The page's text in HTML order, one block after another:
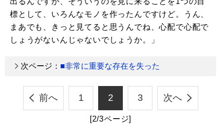
標として、いろんなモノを作ったんですけど。うん、
まあでも、きっと見てると思うんでね、心配で心配で
しょうがないんじゃないでしょうか。」
次ページ： ■非常に重要な存在を失った
前へ 1 2 3 次へ
[2/3ページ]